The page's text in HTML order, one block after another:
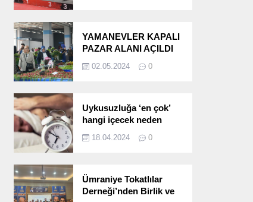
YAMANEVLER KAPALI
PAZAR ALANI AÇILDI
02.05.2024 0
Uykusuzluğa ‘en çok’
hangi içecek neden
18.04.2024 0
Ümraniye Tokatlılar
Derneği’nden Birlik ve